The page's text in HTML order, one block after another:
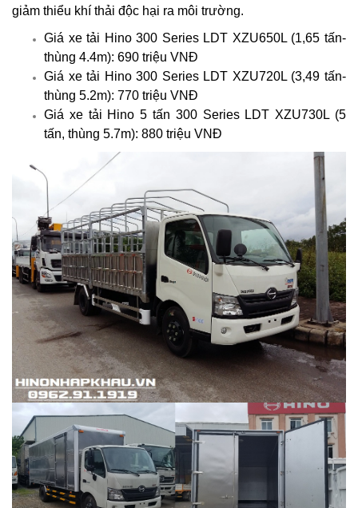
giảm thiểu khí thải độc hại ra môi trường.
Giá xe tải Hino 300 Series LDT XZU650L (1,65 tấn-
thùng 4.4m): 690 triệu VNĐ
Giá xe tải Hino 300 Series LDT XZU720L (3,49 tấn-
thùng 5.2m): 770 triệu VNĐ
Giá xe tải Hino 5 tấn 300 Series LDT XZU730L (5
tấn, thùng 5.7m): 880 triệu VNĐ